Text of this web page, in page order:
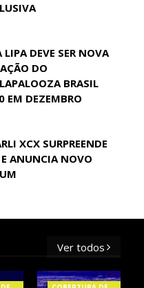
LIPA DEVE SER NOVA
DO
BRASIL
EM DEZEMBRO
XCX SURPREENDE
E ANUNCIA NOVO
Ver todos